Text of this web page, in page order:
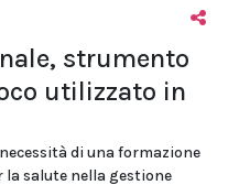
strumento
utilizzato in
di una formazione
salute nella gestione